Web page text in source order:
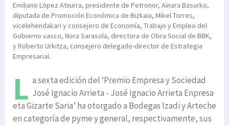
Emiliano López Atxurra, presidente de Petronor, Ainara Basurko,
diputada de Promoción Económica de Bizkaia, Mikel Torres,
vicelehendakari y consejero de Economía, Trabajo y Empleo del
Gobierno vasco, Nora Sarasola, directora de Obra Social de BBK,
y Roberto Urkitza, consejero delegado-director de Estrategia
Empresarial.
L a sexta edición del ‘Premio Empresa y Sociedad
José Ignacio Arrieta - José Ignacio Arrieta Enpresa
eta Gizarte Saria’ ha otorgado a Bodegas Izadi y Arteche
en categoría de pyme y general, respectivamente, sus